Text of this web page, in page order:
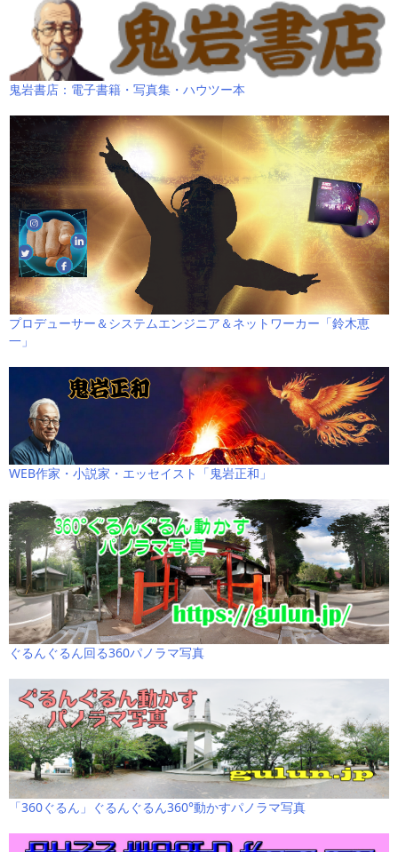
鬼岩書店：電子書籍・写真集・ハウツー本
プロデューサー＆システムエンジニア＆ネットワーカー「鈴木恵
一」
WEB作家・小説家・エッセイスト「鬼岩正和」
ぐるんぐるん回る360パノラマ写真
「360ぐるん」ぐるんぐるん360°動かすパノラマ写真